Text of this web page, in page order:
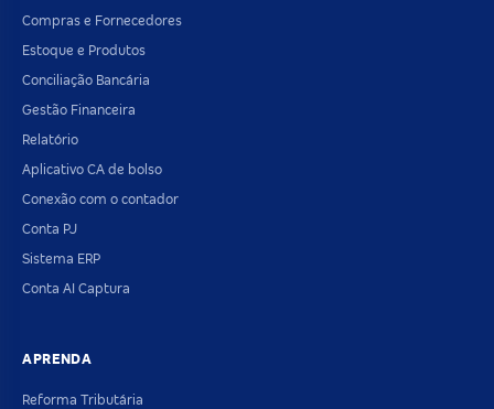
Compras e Fornecedores
Estoque e Produtos
Conciliação Bancária
Gestão Financeira
Relatório
Aplicativo CA de bolso
Conexão com o contador
Conta PJ
Sistema ERP
Conta AI Captura
APRENDA
Reforma Tributária